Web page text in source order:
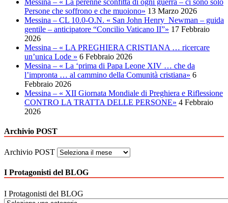
Persone che soffrono e che muoiono» 13 Marzo 2026
Messina – CL 10.0-O.N. « San John Henry Newman – guida
gentile – anticipatore “Concilio Vaticano II”» 17 Febbraio
2026
Messina – « LA PREGHIERA CRISTIANA … ricercare
un’unica Lode » 6 Febbraio 2026
Messina – « La ‘prima di Papa Leone XIV … che da
l’impronta … al cammino della Comunità cristiana» 6
Febbraio 2026
Messina – « XII Giornata Mondiale di Preghiera e Riflessione
CONTRO LA TRATTA DELLE PERSONE» 4 Febbraio
2026
Archivio POST
Archivio POST
I Protagonisti del BLOG
I Protagonisti del BLOG